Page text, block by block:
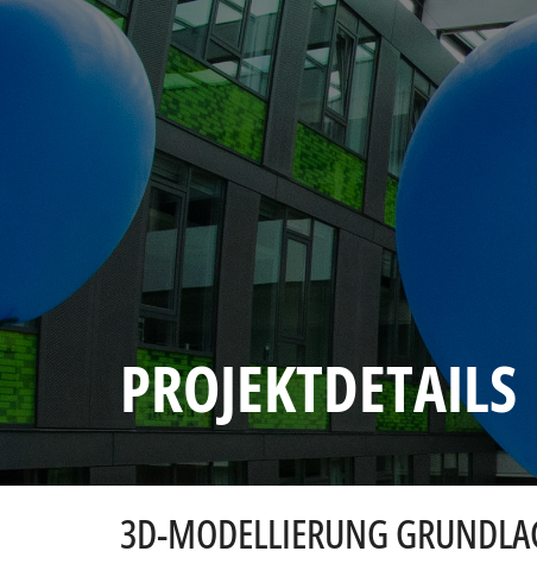
PROJEKTDETAILS
3D-MODELLIERUNG